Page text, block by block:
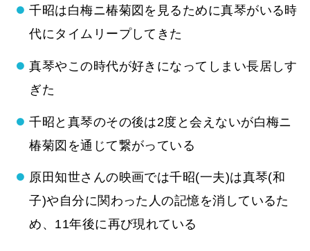
千昭は白梅ニ椿菊図を見るために真琴がいる時
代にタイムリープしてきた
真琴やこの時代が好きになってしまい長居しす
ぎた
千昭と真琴のその後は2度と会えないが白梅ニ
椿菊図を通じて繋がっている
原田知世さんの映画では千昭(一夫)は真琴(和
子)や自分に関わった人の記憶を消しているた
め、11年後に再び現れている